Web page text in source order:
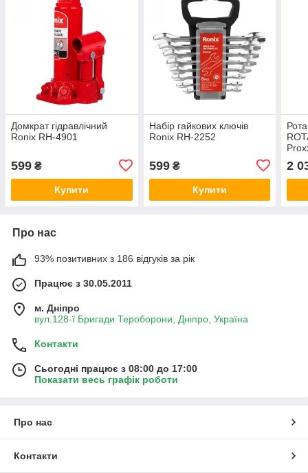
Домкрат гідравлічний
Ronix RH-4901
599 ₴
Купити
Набір гайкових ключів
Ronix RH-2252
599₴
Купити
2
Про нас
93% позитивних з 186 відгуків за рік
Працює з 30.05.2011
м. Дніпро
вул.128-ї Бригади Тероборони, Дніпро, Україна
Контакти
Сьогодні працює з 08:00 до 17:00
Показати весь графік роботи
Про нас
Контакти